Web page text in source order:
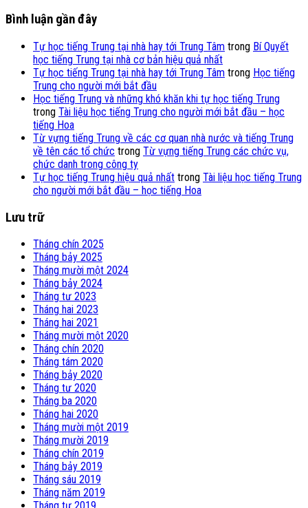
Bình luận gần đây
Tự học tiếng Trung tại nhà hay tới Trung Tâm trong Bí Quyết
học tiếng Trung tại nhà cơ bản hiệu quả nhất
Tự học tiếng Trung tại nhà hay tới Trung Tâm trong Học tiếng
Trung cho người mới bắt đầu
Học tiếng Trung và những khó khăn khi tự học tiếng Trung
trong Tài liệu học tiếng Trung cho người mới bắt đầu – học
tiếng Hoa
Từ vựng tiếng Trung về các cơ quan nhà nước và tiếng Trung
về tên các tổ chức trong Từ vựng tiếng Trung các chức vụ,
chức danh trong công ty
Tự học tiếng Trung hiệu quả nhất trong Tài liệu học tiếng Trung
cho người mới bắt đầu – học tiếng Hoa
Lưu trữ
Tháng chín 2025
Tháng bảy 2025
Tháng mười một 2024
Tháng bảy 2024
Tháng tư 2023
Tháng hai 2023
Tháng hai 2021
Tháng mười một 2020
Tháng chín 2020
Tháng tám 2020
Tháng bảy 2020
Tháng tư 2020
Tháng ba 2020
Tháng hai 2020
Tháng mười một 2019
Tháng mười 2019
Tháng chín 2019
Tháng bảy 2019
Tháng sáu 2019
Tháng năm 2019